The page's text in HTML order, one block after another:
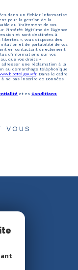
dans un fichier informatisé
pour la gestion de la
du Traitement de vos
l'intérêt légitime de l'Agence
et sont destinées à
», vous disposez des
et de portabilité de vos
en contactant directement
d’informations sur vos
que vos droits «
adresser une réclamation à la
au démarchage téléphonique
. Dans le cadre
ne pas inscrire de Données
et es Conditions
VOUS